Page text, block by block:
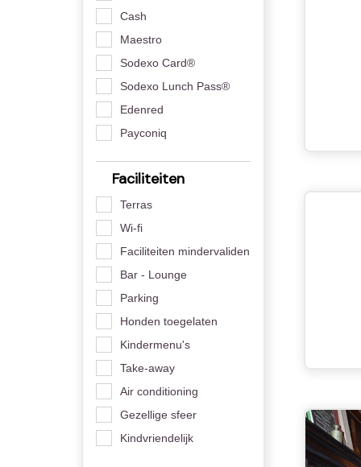
Cash
Maestro
Sodexo Card®
Sodexo Lunch Pass®
Edenred
Payconiq
Faciliteiten
Terras
Wi-fi
Faciliteiten mindervaliden
Bar - Lounge
Parking
Honden toegelaten
Kindermenu's
Take-away
Air conditioning
Gezellige sfeer
Kindvriendelijk